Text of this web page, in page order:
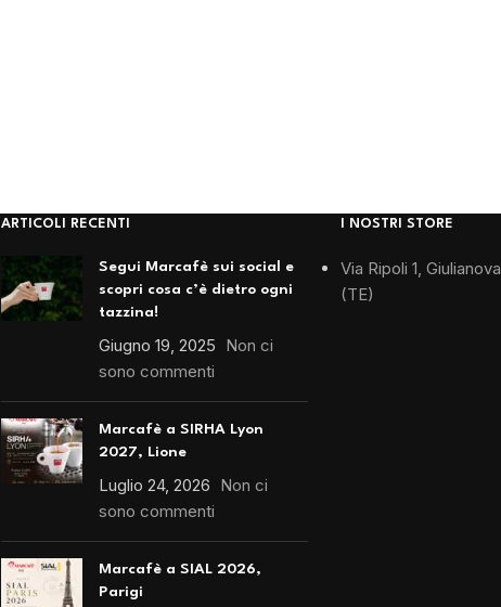
ARTICOLI RECENTI
Segui Marcafè sui social e
scopri cosa c’è dietro ogni
tazzina!
Giugno 19, 2025 Non ci
sono commenti
Marcafè a SIRHA Lyon
2027, Lione
Luglio 24, 2026 Non ci
sono commenti
Marcafè a SIAL 2026,
Parigi
I NOSTRI STORE
Via Ripoli 1, Giulianova
(TE)